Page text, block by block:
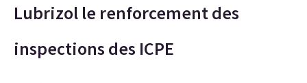
Lubrizol le renforcement des
inspections des ICPE